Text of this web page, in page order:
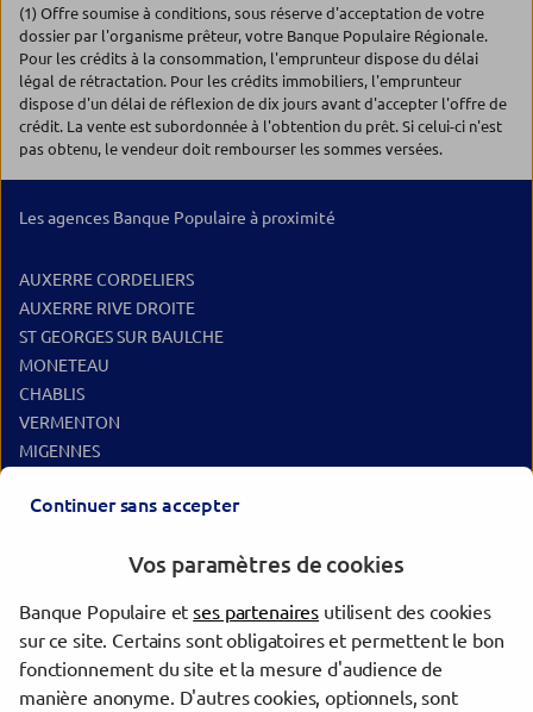
(1) Offre soumise à conditions, sous réserve d'acceptation de votre
dossier par l'organisme prêteur, votre Banque Populaire Régionale.
Pour les crédits à la consommation, l'emprunteur dispose du délai
légal de rétractation. Pour les crédits immobiliers, l'emprunteur
dispose d'un délai de réflexion de dix jours avant d'accepter l'offre de
crédit. La vente est subordonnée à l'obtention du prêt. Si celui-ci n'est
pas obtenu, le vendeur doit rembourser les sommes versées.
Les agences Banque Populaire à proximité
AUXERRE CORDELIERS
AUXERRE RIVE DROITE
ST GEORGES SUR BAULCHE
MONETEAU
CHABLIS
VERMENTON
MIGENNES
JOIGNY
MONTHOLON AILLANT SUR THOLON
Les agences Banque Populaire dans les villes à proximité
Auxerre
Continuer sans accepter
Vos paramètres de cookies
Banque Populaire etses partenaires utilisent des cookies
sur ce site. Certains sont obligatoires et permettent le bon
fonctionnement du site et la mesure d'audience de
manière anonyme. D'autres cookies, optionnels, sont